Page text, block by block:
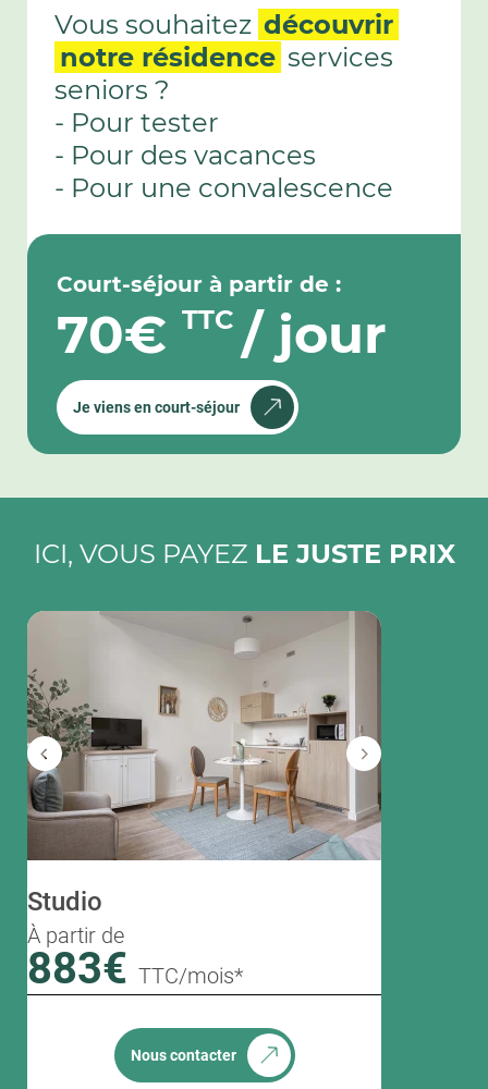
Vous souhaitez découvrir
notre résidence services
seniors ?
- Pour tester
- Pour des vacances
- Pour une convalescence
Court-séjour à partir de :
70€ TTC / jour
Je viens en court-séjour
ICI, VOUS PAYEZ LE JUSTE PRIX
Studio
À partir de
883€ TTC/mois*
Nous contacter